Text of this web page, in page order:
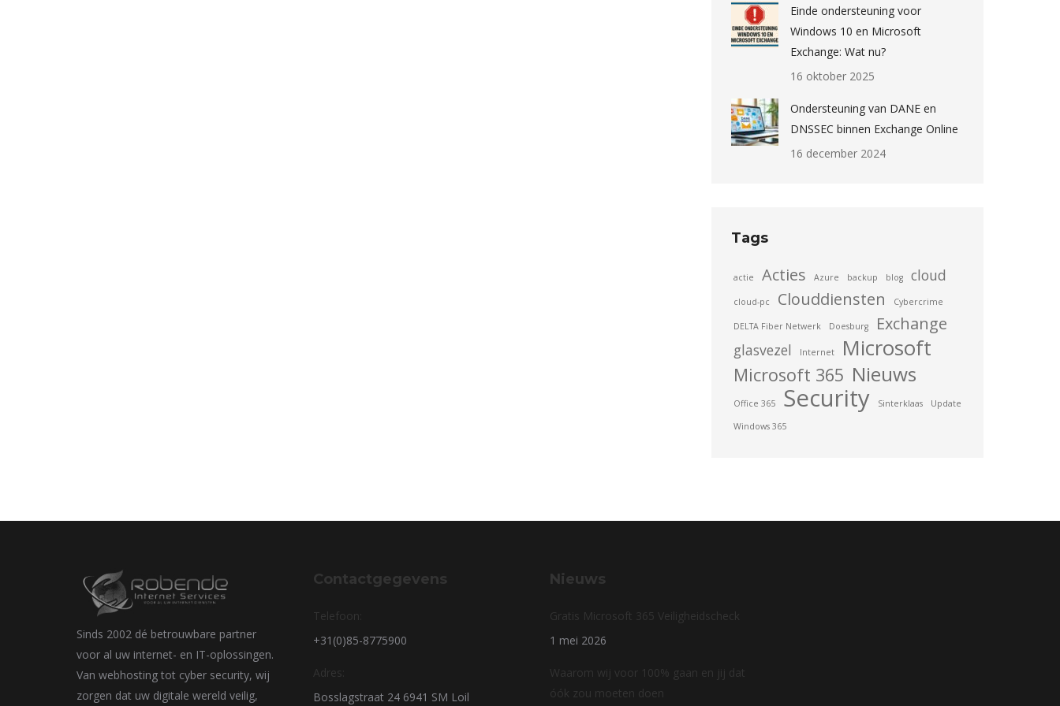
Einde ondersteuning voor
Windows 10 en Microsoft
Exchange: Wat nu?
16 oktober 2025
Ondersteuning van DANE en
DNSSEC binnen Exchange Online
16 december 2024
Tags
actie Acties Azure backup blog cloud
cloud-pc Clouddiensten Cybercrime
DELTA Fiber Netwerk Doesburg Exchange
glasvezel Internet Microsoft
Microsoft 365 Nieuws
Office 365 Security Sinterklaas Update
Windows 365
Sinds 2002 dé betrouwbare partner
voor al uw internet- en IT-oplossingen.
Van webhosting tot cyber security, wij
zorgen dat uw digitale wereld veilig,
Contactgegevens
Telefoon:
+31(0)85-8775900
Adres:
Bosslagstraat 24 6941 SM Loil
Nieuws
Gratis Microsoft 365 Veiligheidscheck
1 mei 2026
Waarom wij voor 100% gaan en jij dat
óók zou moeten doen